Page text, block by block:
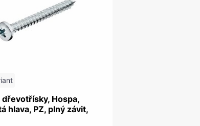
Hospa,
hlava, PZ, plný závit,